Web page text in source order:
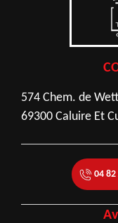
574 Chem. de
69300 Caluire Et
04 82